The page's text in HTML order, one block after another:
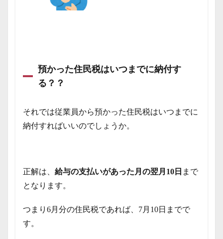
預かった住民税はいつまでに納付す
る？？
それでは従業員から預かった住民税はいつまでに
納付すればいいのでしょうか。
正解は、 給与の支払いがあった月の翌月10日 まで
となります。
つまり6月分の住民税であれば、7月10日までで
す。